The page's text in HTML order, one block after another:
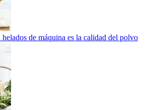
de máquina es la calidad del polvo